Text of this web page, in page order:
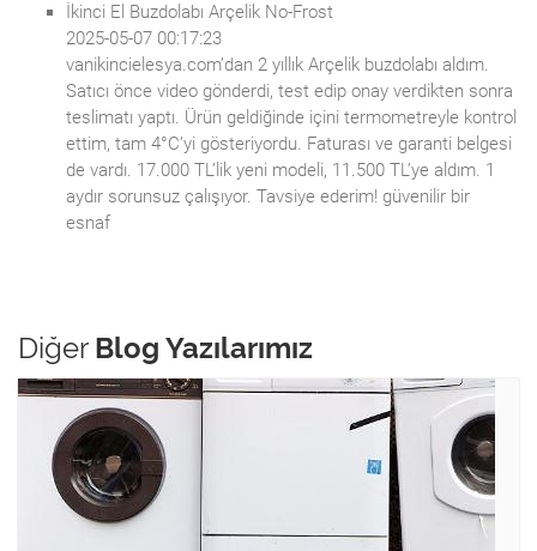
İkinci El Buzdolabı Arçelik No-Frost
2025-05-07 00:17:23
vanikincielesya.com’dan 2 yıllık Arçelik buzdolabı aldım.
Satıcı önce video gönderdi, test edip onay verdikten sonra
teslimatı yaptı. Ürün geldiğinde içini termometreyle kontrol
ettim, tam 4°C’yi gösteriyordu. Faturası ve garanti belgesi
de vardı. 17.000 TL’lik yeni modeli, 11.500 TL’ye aldım. 1
aydır sorunsuz çalışıyor. Tavsiye ederim! güvenilir bir
esnaf
Diğer Blog Yazılarımız